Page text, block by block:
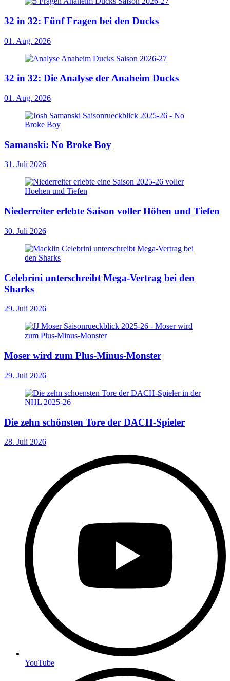
32 in 32: Fünf Fragen bei den Ducks
01. Aug. 2026
32 in 32: Die Analyse der Anaheim Ducks
01. Aug. 2026
Samanski: No Broke Boy
31. Juli 2026
Niederreiter erlebte Saison voller Höhen und Tiefen
30. Juli 2026
Celebrini unterschreibt Mega-Vertrag bei den
Sharks
29. Juli 2026
Moser wird zum Plus-Minus-Monster
29. Juli 2026
Die zehn schönsten Tore der DACH-Spieler
28. Juli 2026
YouTube